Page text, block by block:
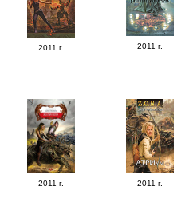
2011 г. 2011 г.
2011 г. 2011 г.